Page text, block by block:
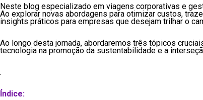
Neste blog especializado em viagens corporativas e
Ao explorar novas abordagens para otimizar custos,
insights práticos para empresas que desejam trilhar o
Ao longo desta jornada, abordaremos três tópicos
tecnologia na promoção da sustentabilidade e a
.
Índice: